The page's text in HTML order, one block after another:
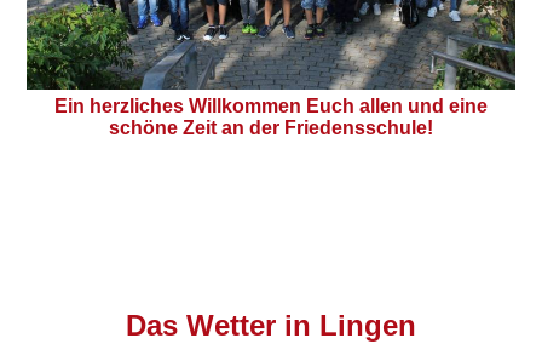
Ein herzliches Willkommen Euch allen und eine
schöne Zeit an der Friedensschule!
Das Wetter in Lingen